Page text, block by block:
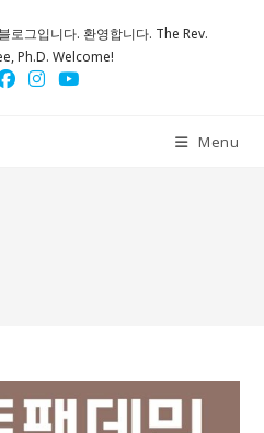
로그입니다. 환영합니다. The Rev.
Ph.D. Welcome!
Menu